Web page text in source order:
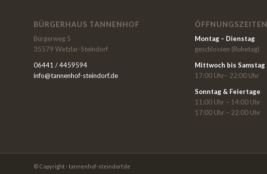
BÜRGERHAUS TANNENHOF
Bürgerweg 5
35579 Wetzlar-Steindorf
06441 / 4459594
info@tannenhof-steindorf.de
ÖFFNUNGSZEITEN
Montag – Dienstag
geschlossen (Ruhetag)
Mittwoch bis Samstag
17:00 Uhr– 22:00 Uhr
Sonntag & Feiertage
11:00 Uhr – 14:00 Uhr
17:00 Uhr – 22:00 Uhr
© Copyright - tannenhof-steindorf.de